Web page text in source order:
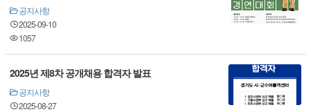
공지사항
2025-09-10
1057
2025년 제8차 공개채용 합격자 발표
공지사항
2025-08-27